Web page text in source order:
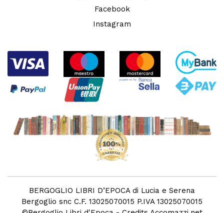
Facebook
Instagram
BERGOGLIO LIBRI D’EPOCA di Lucia e Serena
Bergoglio snc C.F. 13025070015 P.IVA 13025070015